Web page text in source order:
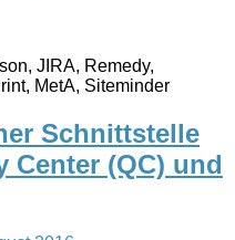
JIRA, Remedy,
MetA, Siteminder
Schnittstelle
Center (QC) und